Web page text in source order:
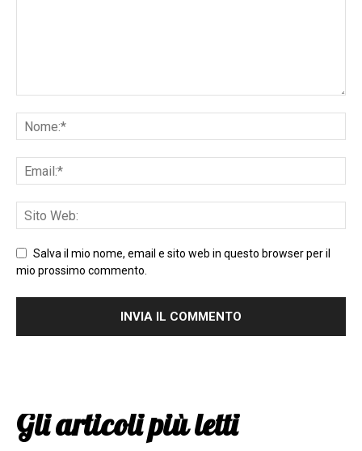
Salva il mio nome, email e sito web in questo browser per il
mio prossimo commento.
Gli articoli più letti